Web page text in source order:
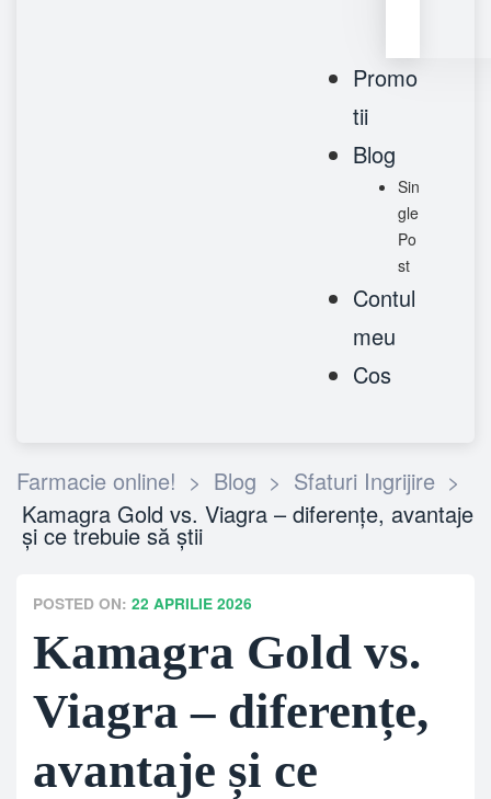
Promo
tii
Blog
Sin
gle
Po
st
Contul
meu
Cos
Farmacie online! > Blog > Sfaturi Ingrijire >
Kamagra Gold vs. Viagra – diferențe, avantaje
și ce trebuie să știi
POSTED ON: 22 APRILIE 2026
Kamagra Gold vs.
Viagra – diferențe,
avantaje și ce